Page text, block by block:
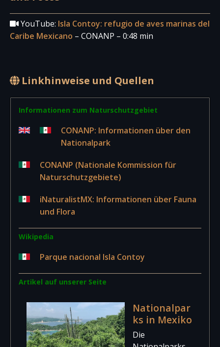
YouTube: Isla Contoy: refugio de aves marinas del
Caribe Mexicano – CONANP – 0:48 min
Linkhinweise und Quellen
Informationen zum Naturschutzgebiet
CONANP: Informationen über den
Nationalpark
CONANP (Nationale Kommission für
Naturschutzgebiete)
iNaturalistMX: Informationen über Fauna
und Flora
Wikipedia
Parque nacional Isla Contoy
Artikel auf unserer Seite
Nationalpar
ks in Mexiko
Die